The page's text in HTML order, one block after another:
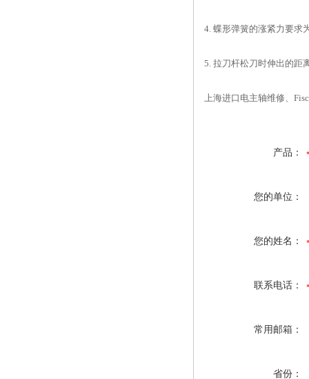
4. 蝶形弹簧的涨紧力要求
5. 拉刀杆松刀时伸出的距
上海进口电主轴维修、
产品：
您的单位：
您的姓名：
联系电话：
常用邮箱：
省份：